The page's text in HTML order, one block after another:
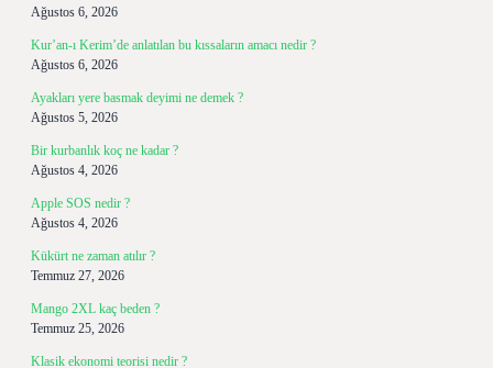
Ağustos 6, 2026
Kur’an-ı Kerim’de anlatılan bu kıssaların amacı nedir ?
Ağustos 6, 2026
Ayakları yere basmak deyimi ne demek ?
Ağustos 5, 2026
Bir kurbanlık koç ne kadar ?
Ağustos 4, 2026
Apple SOS nedir ?
Ağustos 4, 2026
Kükürt ne zaman atılır ?
Temmuz 27, 2026
Mango 2XL kaç beden ?
Temmuz 25, 2026
Klasik ekonomi teorisi nedir ?